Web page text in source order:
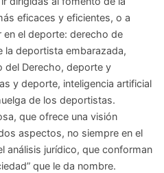
eficaces y eficientes, o a
el deporte: derecho de
la deportista embarazada,
del Derecho, deporte y
y deporte, inteligencia artificial
de los deportistas.
que ofrece una visión
aspectos, no siempre en el
análisis jurídico, que conforman
que le da nombre.